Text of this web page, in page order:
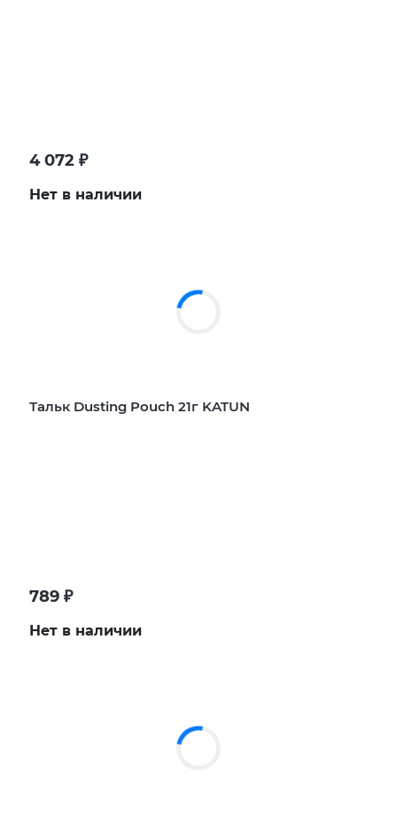
4 072 ₽
Нет в наличии
Тальк Dusting Pouch 21г KATUN
789 ₽
Нет в наличии